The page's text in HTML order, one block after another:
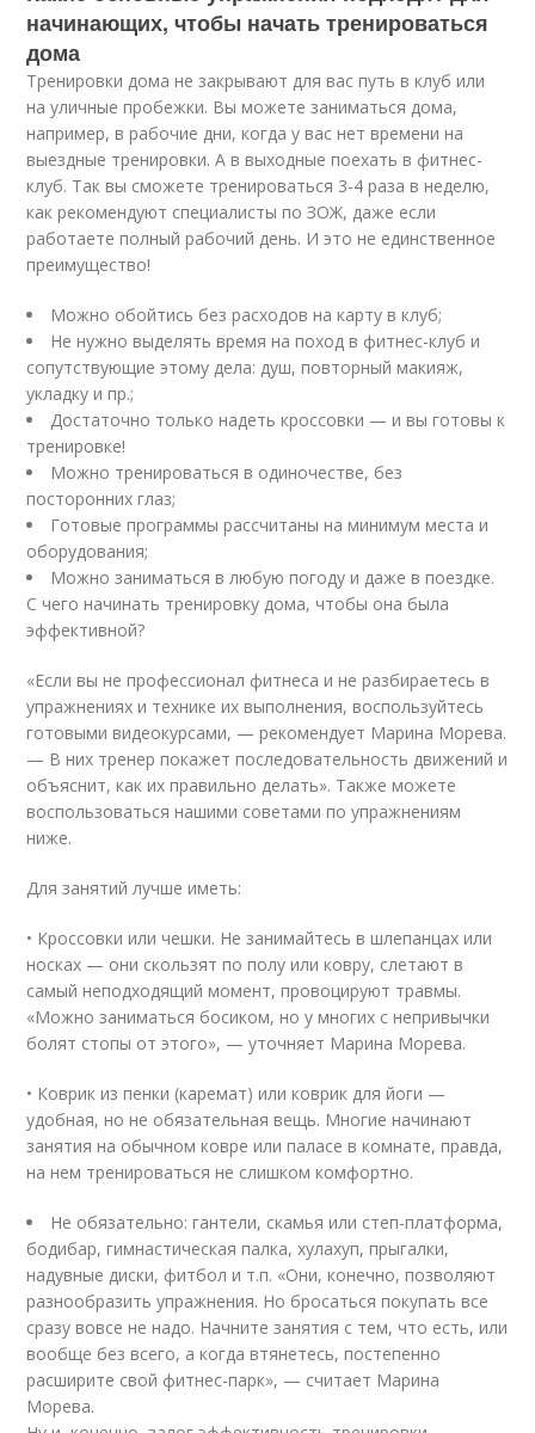
начинающих, чтобы начать тренироваться
дома
Тренировки дома не закрывают для вас путь в клуб или
на уличные пробежки. Вы можете заниматься дома,
например, в рабочие дни, когда у вас нет времени на
выездные тренировки. А в выходные поехать в фитнес-
клуб. Так вы сможете тренироваться 3-4 раза в неделю,
как рекомендуют специалисты по ЗОЖ, даже если
работаете полный рабочий день. И это не единственное
преимущество!
Можно обойтись без расходов на карту в клуб;
Не нужно выделять время на поход в фитнес-клуб и
сопутствующие этому дела: душ, повторный макияж,
укладку и пр.;
Достаточно только надеть кроссовки — и вы готовы к
тренировке!
Можно тренироваться в одиночестве, без
посторонних глаз;
Готовые программы рассчитаны на минимум места и
оборудования;
Можно заниматься в любую погоду и даже в поездке.
С чего начинать тренировку дома, чтобы она была
эффективной?
«Если вы не профессионал фитнеса и не разбираетесь в
упражнениях и технике их выполнения, воспользуйтесь
готовымивидеокурсами, — рекомендует Марина Морева.
— В них тренер покажет последовательность движений и
объяснит, как их правильно делать». Также можете
воспользоваться нашими советами по упражнениям
ниже.
Для занятий лучше иметь:
• Кроссовки или чешки. Не занимайтесь в шлепанцах или
носках — они скользят по полу или ковру, слетают в
самый неподходящий момент, провоцируют травмы.
«Можно заниматься босиком, но у многих с непривычки
болят стопы от этого», — уточняет Марина Морева.
• Коврик из пенки (каремат) или коврик для йоги —
удобная, но не обязательная вещь. Многие начинают
занятия на обычном ковре или паласе в комнате, правда,
на нем тренироваться не слишком комфортно.
Не обязательно: гантели, скамья или степ-платформа,
бодибар, гимнастическая палка, хулахуп, прыгалки,
надувные диски, фитбол и т.п. «Они, конечно, позволяют
разнообразить упражнения. Но бросаться покупать все
сразу вовсе не надо. Начните занятия с тем, что есть, или
вообще без всего, а когда втянетесь, постепенно
расширите свой фитнес-парк», — считает Марина
Морева.